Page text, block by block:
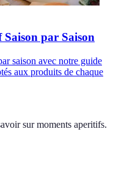
par Saison
saison avec notre guide
aux produits de chaque
sur moments aperitifs.